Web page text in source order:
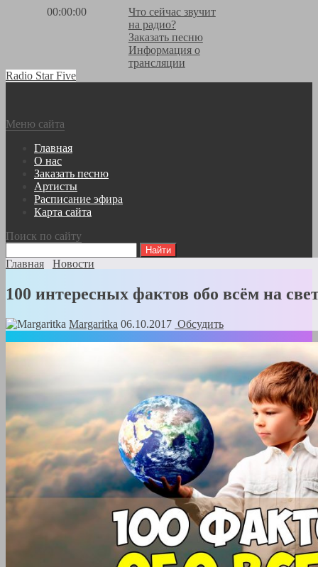
00:00:00
Что сейчас звучит
на радио?
Заказать песню
Информация о
трансляции
Radio Star Five
Меню сайта
Главная
О нас
Заказать песню
Артисты
Расписание эфира
Карта сайта
Поиск по сайту
Главная Новости
100 интересных фактов обо всём на
Margaritka 06.10.2017 Обсудить